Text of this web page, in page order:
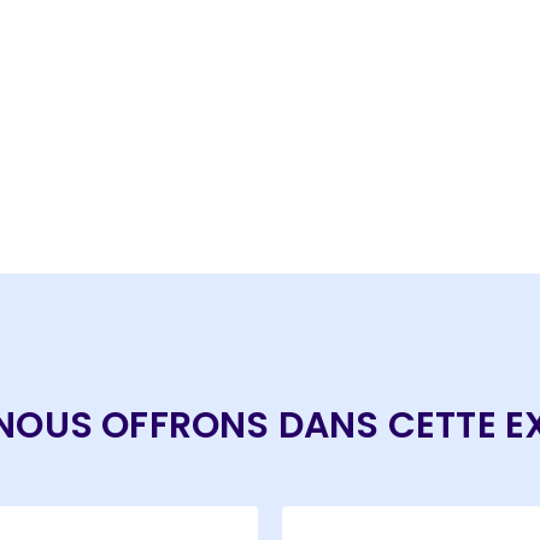
OFFRONS DANS CETTE